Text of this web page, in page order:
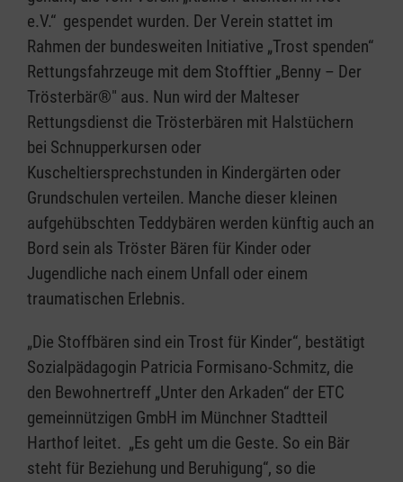
e.V.“ gespendet wurden. Der Verein stattet im
Rahmen der bundesweiten Initiative „Trost spenden“
Rettungsfahrzeuge mit dem Stofftier „Benny – Der
Trösterbär®" aus. Nun wird der Malteser
Rettungsdienst die Trösterbären mit Halstüchern
bei Schnupperkursen oder
Kuscheltiersprechstunden in Kindergärten oder
Grundschulen verteilen. Manche dieser kleinen
aufgehübschten Teddybären werden künftig auch an
Bord sein als Tröster Bären für Kinder oder
Jugendliche nach einem Unfall oder einem
traumatischen Erlebnis.
„Die Stoffbären sind ein Trost für Kinder“, bestätigt
Sozialpädagogin Patricia Formisano-Schmitz, die
den Bewohnertreff „Unter den Arkaden“ der ETC
gemeinnützigen GmbH im Münchner Stadtteil
Harthof leitet. „Es geht um die Geste. So ein Bär
steht für Beziehung und Beruhigung“, so die